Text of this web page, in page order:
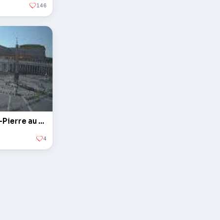
146
L'obélisque sur la Place Saint-Pierre au Vatican
4